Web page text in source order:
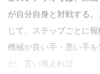
が自分自身と対戦する
じて、ステップごとに
機械が良い手・悪い手
だ。言い換えれば、 …